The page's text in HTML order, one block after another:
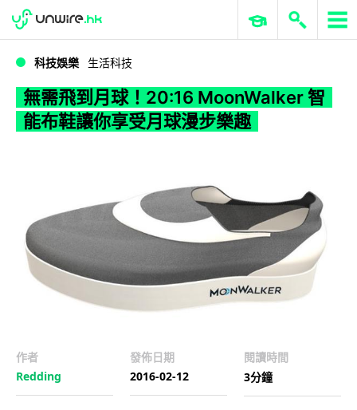
WWDC 2026 ERP 與商業 AI
科技娛樂 生活科技
無需飛到月球！20:16 MoonWalker 智
能布鞋讓你享受月球漫步樂趣
作者
Redding
發佈日期
2016-02-12
閱讀時間
3分鐘